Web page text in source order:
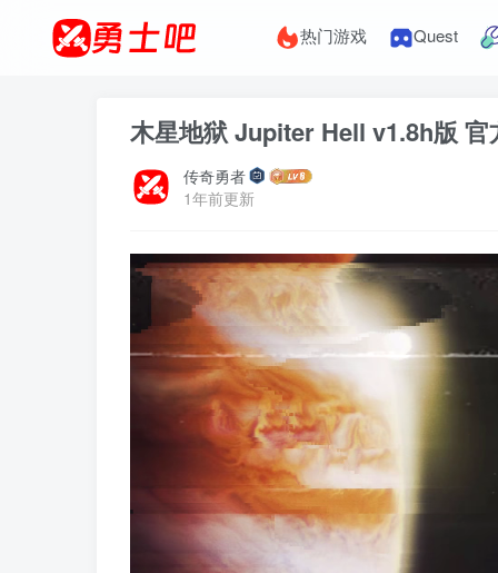
热门游戏 Quest
木星地狱 Jupiter Hell v1.8h版 官
传奇勇者
1年前更新